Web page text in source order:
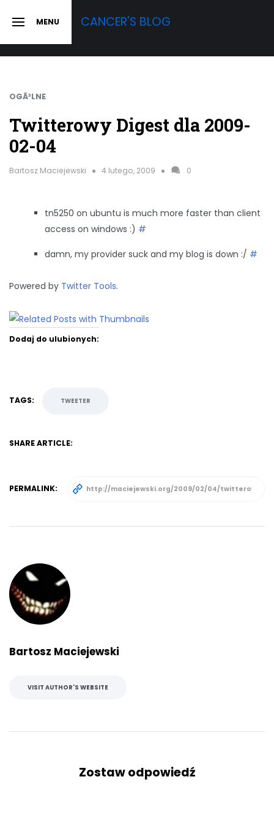
SLIDE MENU CANCER'S BLOG
OGÃ³LNE
Twitterowy Digest dla 2009-
02-04
Bartosz Maciejewski 4 lutego, 2009 0
tn5250 on ubuntu is much more faster than client
access on windows :) #
damn, my provider suck and my blog is down :/ #
Powered by Twitter Tools.
Dodaj do ulubionych:
TAGS: TWEETER
SHARE ARTICLE:
PERMALINK:
Bartosz Maciejewski
VISIT AUTHOR'S WEBSITE
Zostaw odpowiedź